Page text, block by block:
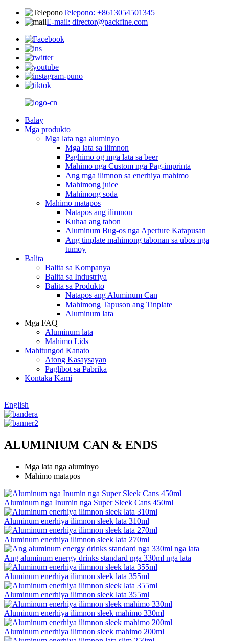
Telepono: +8613054501345
E-mail: director@packfine.com
Balay
Mga produkto
Mga lata nga aluminyo
Mga lata sa ilimnon
Paghimo og mga lata sa beer
Mahimo nga Custom nga Pag-imprinta
Ang mga ilimnon sa enerhiya mahimo
Mahimong juice
Mahimong soda
Mahimo matapos
Natapos ang ilimnon
Kuhaa ang tabon
Aluminum Bug-os nga Aperture Katapusan
Ang tinplate mahimong tabonan sa ubos nga
tumoy
Balita
Balita sa Kompanya
Balita sa Industriya
Balita sa Produkto
Natapos ang Aluminum Can
Mahimong Tapuson ang Tinplate
Aluminum lata
Mga FAQ
Aluminum lata
Mahimo Lids
Mahitungod Kanato
Atong Kasaysayan
Paglibot sa Pabrika
Kontaka Kami
English
ALUMINIUM CAN & ENDS
Mga lata nga aluminyo
Mahimo matapos
Aluminum nga Inumin nga Super Sleek Cans 450ml
Aluminum enerhiya ilimnon sleek lata 310ml
Aluminum enerhiya ilimnon sleek lata 270ml
Ang aluminum energy drinks standard nga 330ml nga lata
Aluminum enerhiya ilimnon sleek lata 355ml
Aluminum enerhiya ilimnon sleek lata 355ml
Aluminum enerhiya ilimnon sleek mahimo 330ml
Aluminum enerhiya ilimnon sleek mahimo 200ml